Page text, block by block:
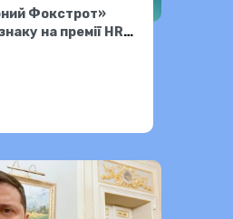
Фокстрот»
на премії HR-